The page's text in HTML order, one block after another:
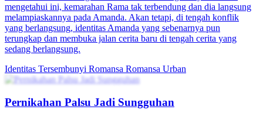
mengetahui ini, kemarahan Rama tak terbendung dan dia langsung
melampiaskannya pada Amanda. Akan tetapi, di tengah konflik
yang berlangsung, identitas Amanda yang sebenarnya pun
terungkap dan membuka jalan cerita baru di tengah cerita yang
sedang berlangsung.
Identitas Tersembunyi Romansa Romansa Urban
Pernikahan Palsu Jadi Sungguhan